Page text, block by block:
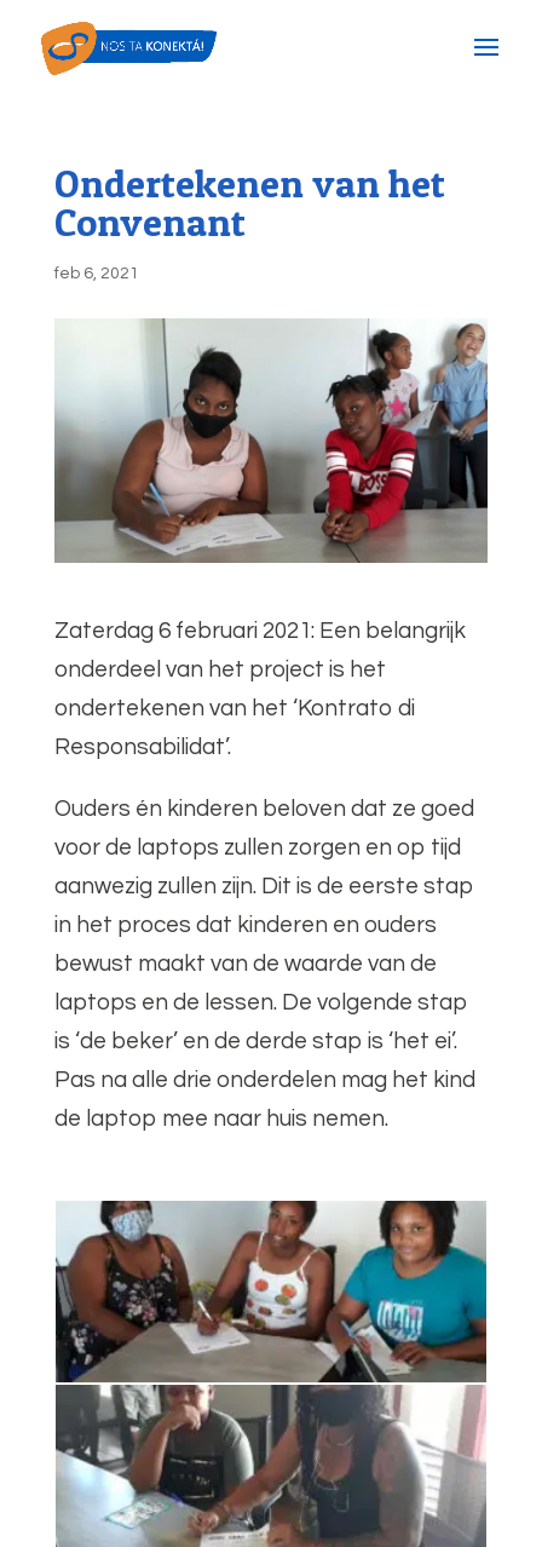
Ondertekenen van het
Convenant
feb 6, 2021
Zaterdag 6 februari 2021: Een belangrijk
onderdeel van het project is het
ondertekenen van het ‘Kontrato di
Responsabilidat’.
Ouders én kinderen beloven dat ze goed
voor de laptops zullen zorgen en op tijd
aanwezig zullen zijn. Dit is de eerste stap
in het proces dat kinderen en ouders
bewust maakt van de waarde van de
laptops en de lessen. De volgende stap
is ‘de beker’ en de derde stap is ‘het ei’.
Pas na alle drie onderdelen mag het kind
de laptop mee naar huis nemen.